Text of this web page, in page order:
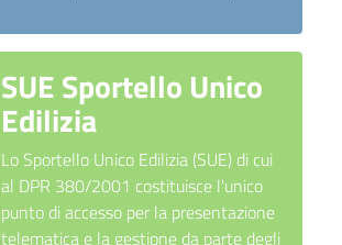
SUE Sportello Unico
Edilizia
Lo Sportello Unico Edilizia (SUE) di cui
al DPR 380/2001 costituisce l'unico
punto di accesso per la presentazione
telematica e la gestione da parte degli